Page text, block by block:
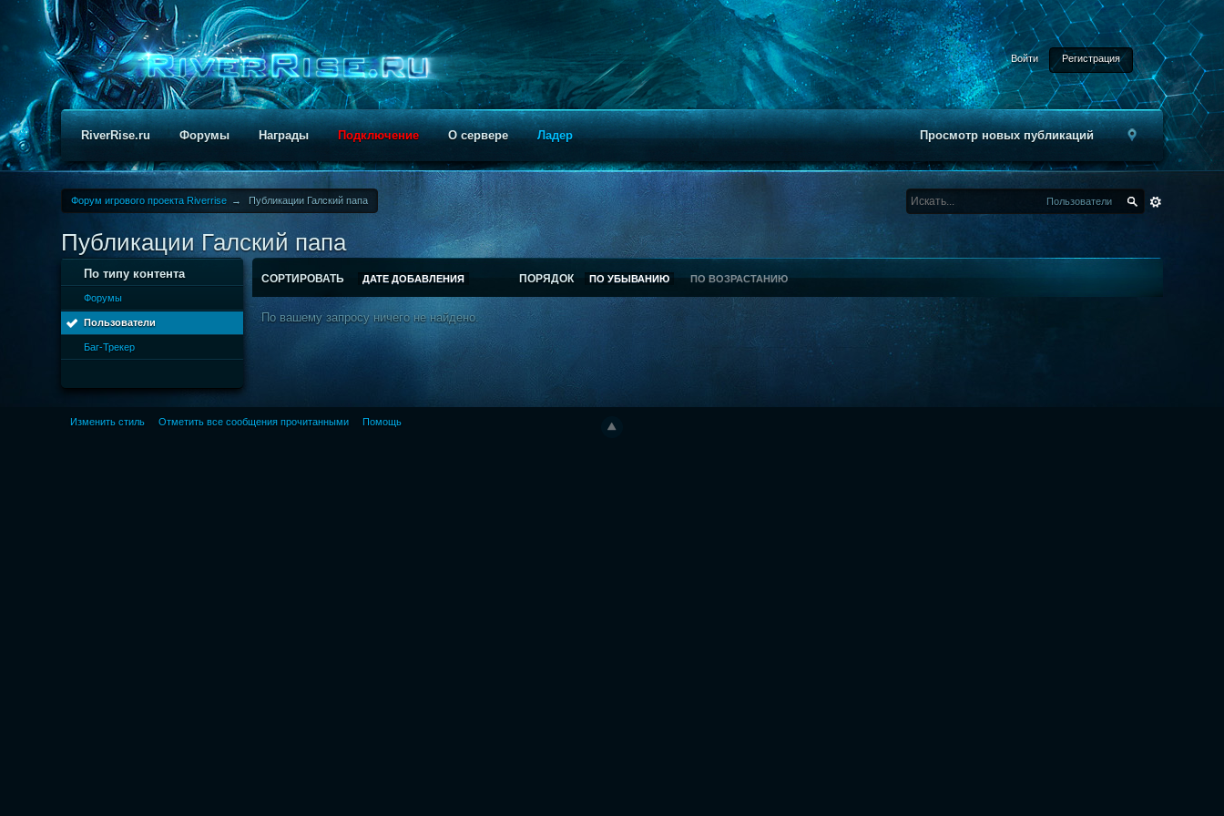
Войти Регистрация
Просмотр новых публикаций
RiverRise.ru Форумы Награды Подключение О сервере Ладер
Форум игрового проекта Riverrise → Публикации Галский папа Пользователи
Публикации Галский папа
По типу контента
Форумы
Пользователи
Баг-Трекер
СОРТИРОВАТЬ ДАТЕ ДОБАВЛЕНИЯ ПОРЯДОК ПО УБЫВАНИЮ ПО ВОЗРАСТАНИЮ
По вашему запросу ничего не найдено.
Изменить стиль Отметить все сообщения прочитанными Помощь